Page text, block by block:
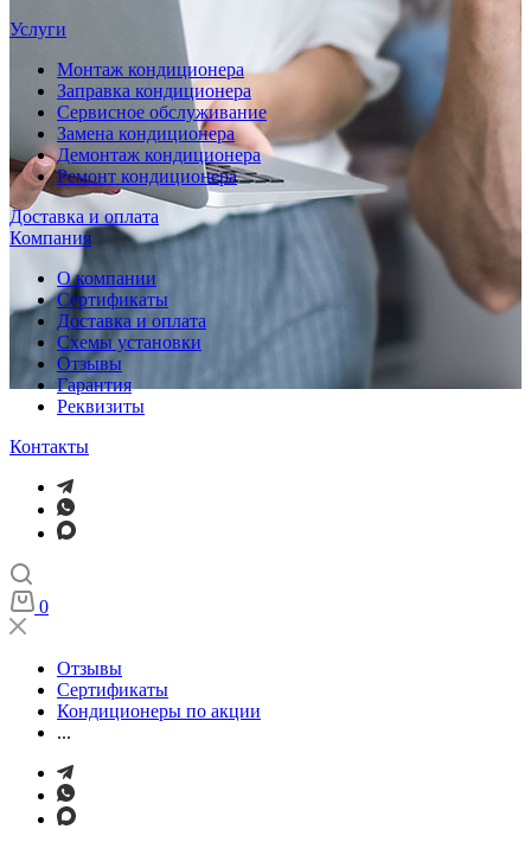
Услуги
Монтаж кондиционера
Заправка кондиционера
Сервисное обслуживание
Замена кондиционера
Демонтаж кондиционера
Ремонт кондиционера
Доставка и оплата
Компания
О компании
Сертификаты
Доставка и оплата
Схемы установки
Отзывы
Гарантия
Реквизиты
Контакты
0
Отзывы
Сертификаты
Кондиционеры по акции
...